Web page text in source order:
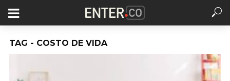
TAG - COSTO DE VIDA